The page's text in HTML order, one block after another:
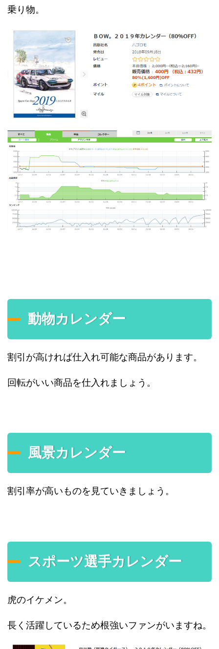
乗り物。
動物カレンダー
割引が高ければ仕入れ可能な商品があります。
回転がいい商品を仕入れましょう。
風景カレンダー
割引率が高いものを見ていきましょう。
スポーツ選手カレンダー
虎のイケメン。
長く活躍しているため根強いファンがいますね。